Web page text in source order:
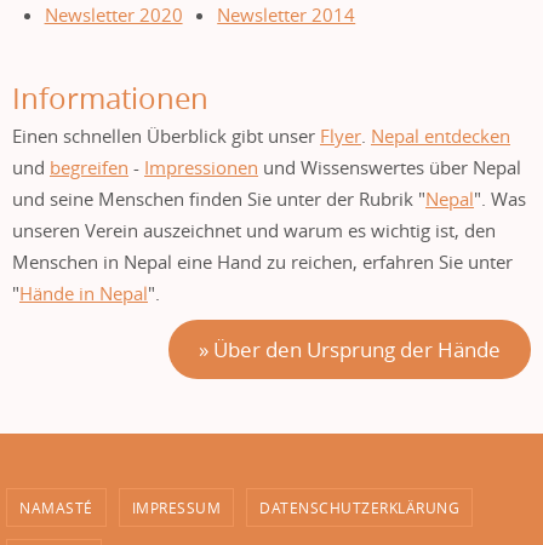
Newsletter 2020
Newsletter 2014
Informationen
Einen schnellen Überblick gibt unser Flyer Nepal entdecken
und begreifen - Impressionen und Wissenswertes über Nepal
und seine Menschen finden Sie unter der Rubrik "Nepal". Was
unseren Verein auszeichnet und warum es wichtig ist, den
Menschen in Nepal eine Hand zu reichen, erfahren Sie unter
"Hände in Nepal".
» Über den Ursprung der Hände
NAMASTÉ IMPRESSUM DATENSCHUTZERKLÄRUNG